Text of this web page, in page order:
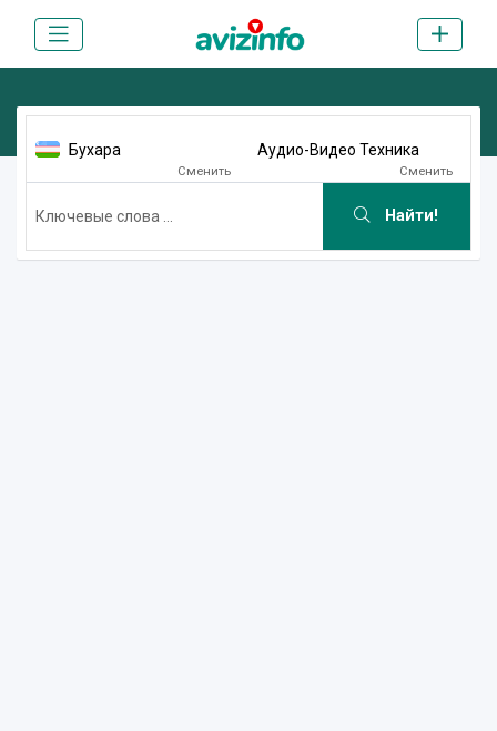
Бухара
Сменить
Аудио-Видео Техника
Сменить
Найти!